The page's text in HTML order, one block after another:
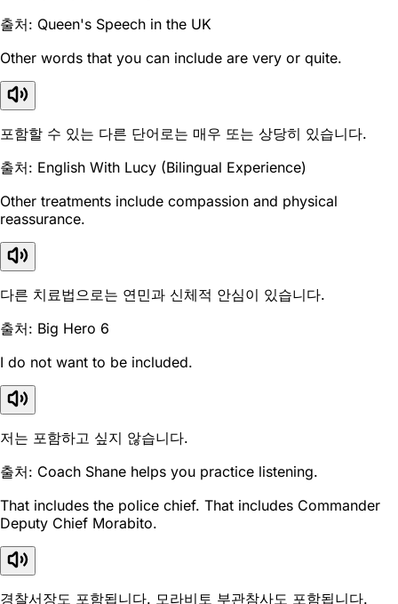
출처: Queen's Speech in the UK
Other words that you can include are very or quite.
포함할 수 있는 다른 단어로는 매우 또는 상당히 있습니다.
출처: English With Lucy (Bilingual Experience)
Other treatments include compassion and physical
reassurance.
다른 치료법으로는 연민과 신체적 안심이 있습니다.
출처: Big Hero 6
I do not want to be included.
저는 포함하고 싶지 않습니다.
출처: Coach Shane helps you practice listening.
That includes the police chief. That includes Commander
Deputy Chief Morabito.
경찰서장도 포함됩니다. 모라비토 부관참사도 포함됩니다.